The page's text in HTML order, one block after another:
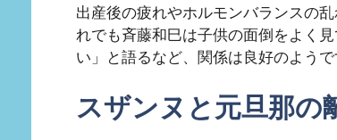
出産後の疲れやホルモンバランスの
れでも斉藤和巳は子供の面倒をよく
い」と語るなど、関係は良好のようで
スザンヌと元旦那の